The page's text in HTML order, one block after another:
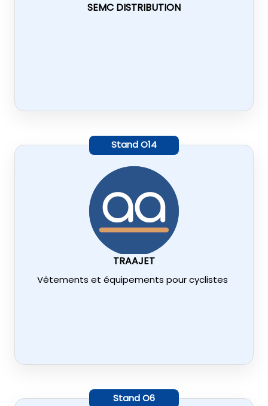
SEMC DISTRIBUTION
StandO14
TRAAJET
Vêtements et équipements pour cyclistes
StandO6